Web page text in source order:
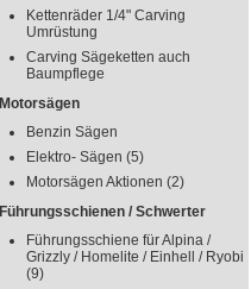
Kettenräder 1/4" Carving
Umrüstung
Carving Sägeketten auch
Baumpflege
Motorsägen
Benzin Sägen
Elektro- Sägen (5)
Motorsägen Aktionen (2)
Führungsschienen / Schwerter
Führungsschiene für Alpina /
Grizzly / Homelite / Einhell / Ryobi
(9)